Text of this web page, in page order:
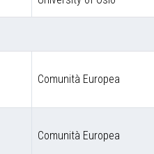
Comunità Europea
Comunità Europea